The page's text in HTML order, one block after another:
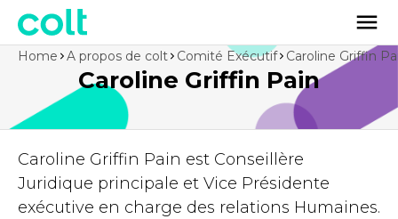
Caroline Griffin Pain
Home A propos de colt Comité Exécutif Caroline Griffin
Caroline Griffin Pain est Conseillère
Juridique principale et Vice Présidente
exécutive en charge des relations Humaines.